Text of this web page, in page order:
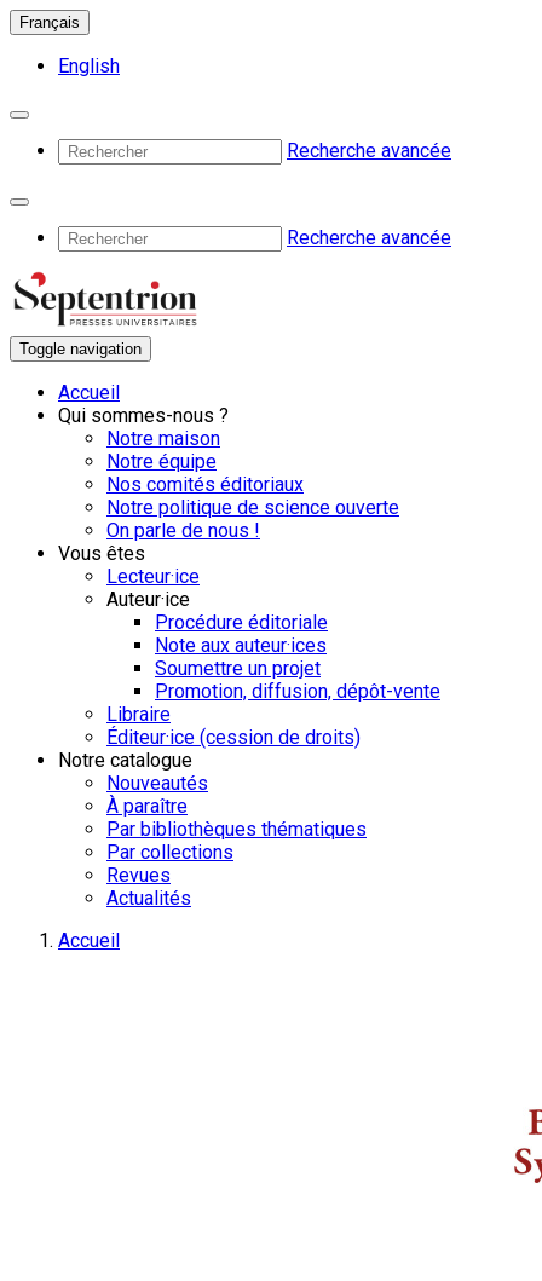
Français
English
Recherche avancée
Recherche avancée
Toggle navigation
Accueil
Qui sommes-nous ?
Notre maison
Notre équipe
Nos comités éditoriaux
Notre politique de science ouverte
On parle de nous !
Vous êtes
Lecteur·ice
Auteur·ice
Procédure éditoriale
Note aux auteur·ices
Soumettre un projet
Promotion, diffusion, dépôt-vente
Libraire
Éditeur·ice (cession de droits)
Notre catalogue
Nouveautés
À paraître
Par bibliothèques thématiques
Par collections
Revues
Actualités
Accueil